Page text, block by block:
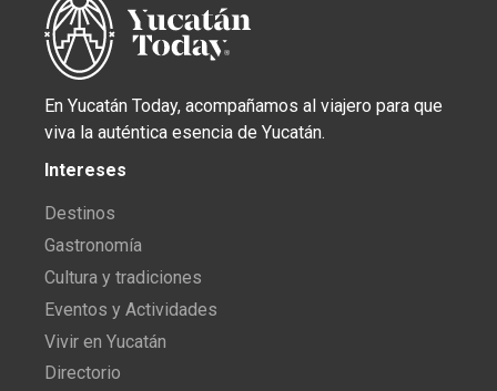
En Yucatán Today, acompañamos al viajero para que
viva la auténtica esencia de Yucatán.
Intereses
Destinos
Gastronomía
Cultura y tradiciones
Eventos y Actividades
Vivir en Yucatán
Directorio